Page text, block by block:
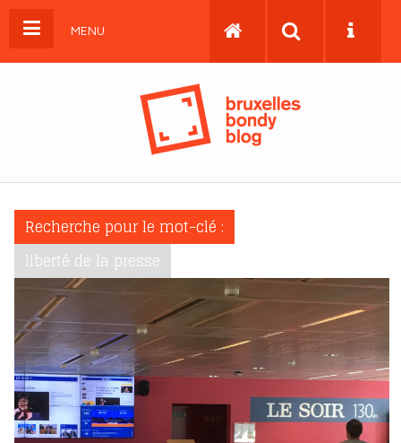
MENU
Recherche pour le mot-clé :
liberté de la presse